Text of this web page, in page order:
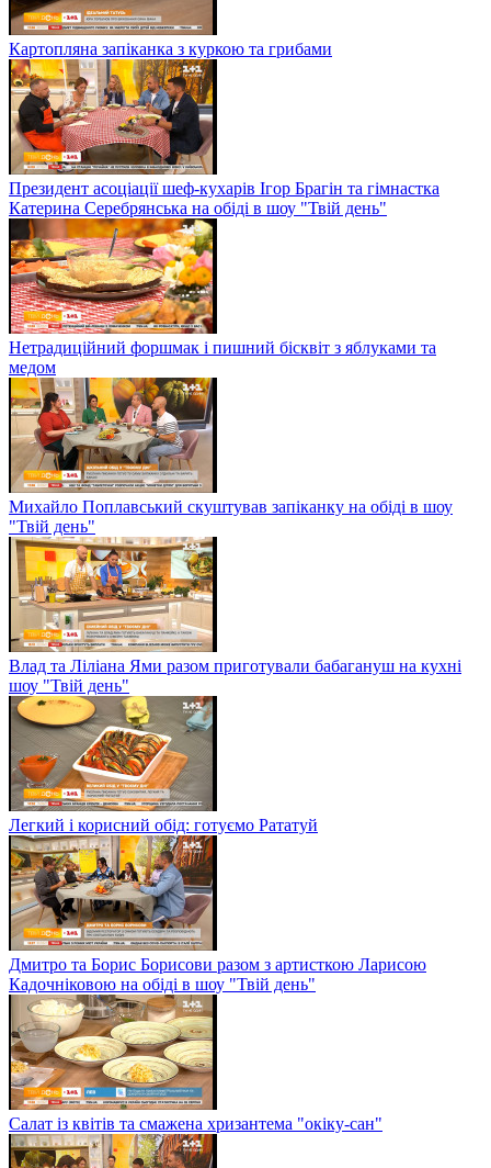
Картопляна запіканка з куркою та грибами
Президент асоціації шеф-кухарів Ігор Брагін та гімнастка
Катерина Серебрянська на обіді в шоу "Твій день"
Нетрадиційний форшмак і пишний бісквіт з яблуками та
медом
Михайло Поплавський скуштував запіканку на обіді в шоу
"Твій день"
Влад та Ліліана Ями разом приготували бабагануш на кухні
шоу "Твій день"
Легкий і корисний обід: готуємо Рататуй
Дмитро та Борис Борисови разом з артисткою Ларисою
Кадочніковою на обіді в шоу "Твій день"
Салат із квітів та смажена хризантема "окіку-сан"